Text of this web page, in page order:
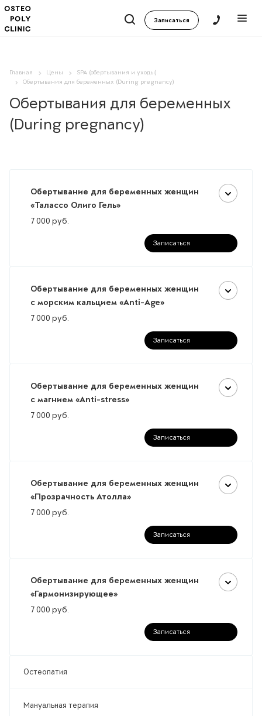
Записаться
Главная Цены
SPA (обертывания и уходы)
Обертывания для беременных (During pregnancy)
Обертывания для беременных
(During pregnancy)
Обертывание для беременных женщин
«Талассо Олиго Гель»
7 000 руб.
Записаться
Обертывание для беременных женщин
с морским кальцием «Anti-Age»
7 000 руб.
Записаться
Обертывание для беременных женщин
с магнием «Anti-stress»
7 000 руб.
Записаться
Обертывание для беременных женщин
«Прозрачность Атолла»
7 000 руб.
Записаться
Обертывание для беременных женщин
«Гармонизирующее»
7 000 руб.
Записаться
Остеопатия
Мануальная терапия